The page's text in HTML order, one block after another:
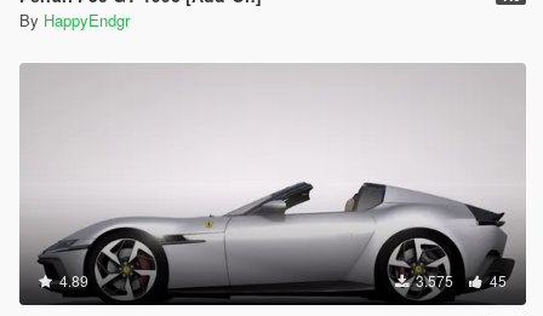
By HappyEndgr
4.89 3.575 45